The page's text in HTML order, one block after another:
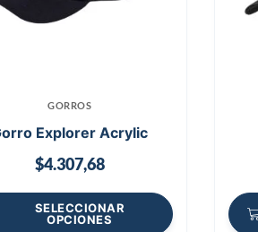
GORROS
Explorer Acrylic
$4.307,68
SELECCIONAR
OPCIONES